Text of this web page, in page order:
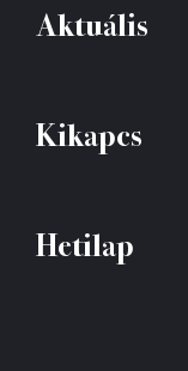
Aktuális
Kikapcs
Hetilap